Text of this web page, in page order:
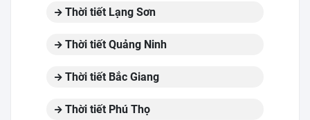
Thời tiết Lạng Sơn
Thời tiết Quảng Ninh
Thời tiết Bắc Giang
Thời tiết Phú Thọ